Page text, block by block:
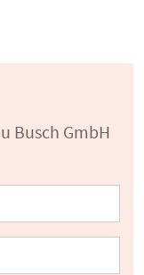
Busch GmbH